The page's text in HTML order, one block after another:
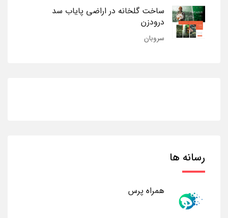
ساخت گلخانه در اراضی پایاب سد
درودزن
سروبان
رسانه ها
همراه پرس